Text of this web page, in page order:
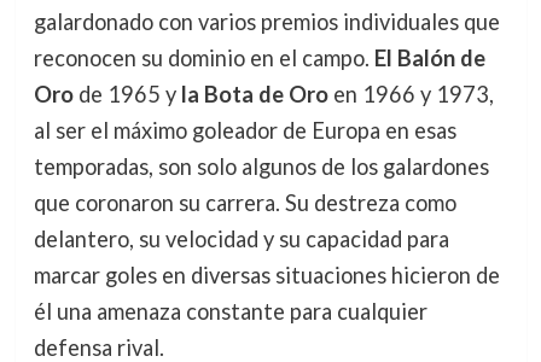
galardonado con varios premios individuales que
reconocen su dominio en el campo. El Balón de
Orode 1965 y la Bota de Oroen 1966 y 1973,
al ser el máximo goleador de Europa en esas
temporadas, son solo algunos de los galardones
que coronaron su carrera. Su destreza como
delantero, su velocidad y su capacidad para
marcar goles en diversas situaciones hicieron de
él una amenaza constante para cualquier
defensa rival.